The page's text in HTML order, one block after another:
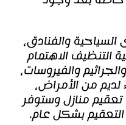
والفنادق،
التنظيف الاهتمام
والفيروسات،
من الأمراض،
منازل وستوفر
بشكل عام.